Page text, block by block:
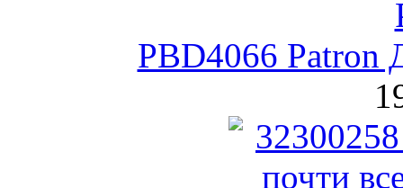
PBD4066 Patron